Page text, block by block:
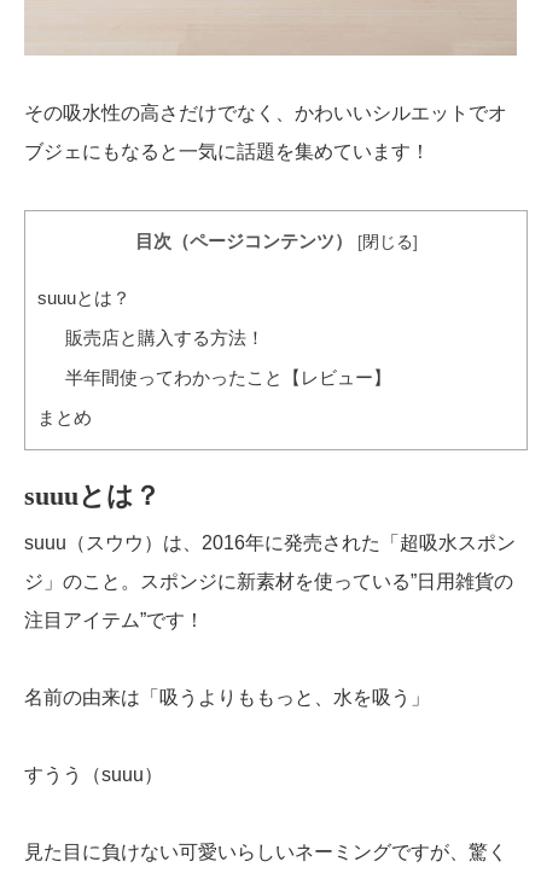
その吸水性の高さだけでなく、かわいいシルエットでオ
ブジェにもなると一気に話題を集めています！
目次（ページコンテンツ） [閉じる]
suuuとは？
販売店と購入する方法！
半年間使ってわかったこと【レビュー】
まとめ
suuuとは？
suuu（スウウ）は、2016年に発売された「超吸水スポン
ジ」のこと。スポンジに新素材を使っている”日用雑貨の
注目アイテム”です！
名前の由来は「吸うよりももっと、水を吸う」
すうう（suuu）
見た目に負けない可愛いらしいネーミングですが、驚く